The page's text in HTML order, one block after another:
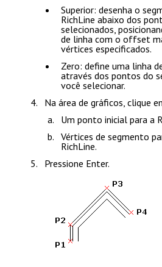
Superior: desenha o
RichLine abaixo dos
selecionados,
de linha com o offset
vértices especificados.
Zero: define uma linha
através dos pontos do
você selecionar.
Na área de gráficos, clique
Um ponto inicial para a
Vértices de segmento
RichLine.
Pressione Enter.